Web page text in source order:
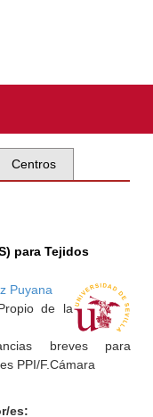
Centros
para Tejidos
Puyana
de la
breves para
PPI/F.Cámara
es: